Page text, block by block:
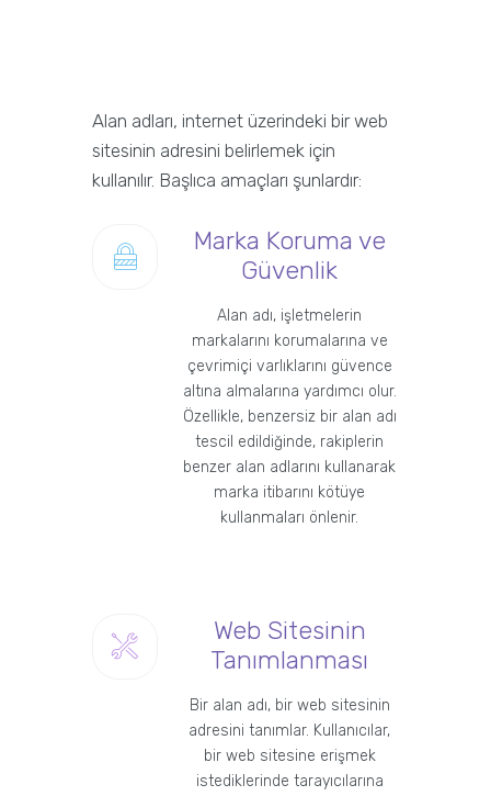
Alan adları, internet üzerindeki bir web
sitesinin adresini belirlemek için
kullanılır. Başlıca amaçları şunlardır:
Marka Koruma ve
Güvenlik
Alan adı, işletmelerin
markalarını korumalarına ve
çevrimiçi varlıklarını güvence
altına almalarına yardımcı olur.
Özellikle, benzersiz bir alan adı
tescil edildiğinde, rakiplerin
benzer alan adlarını kullanarak
marka itibarını kötüye
kullanmaları önlenir.
Web Sitesinin
Tanımlanması
Bir alan adı, bir web sitesinin
adresini tanımlar. Kullanıcılar,
bir web sitesine erişmek
istediklerinde tarayıcılarına